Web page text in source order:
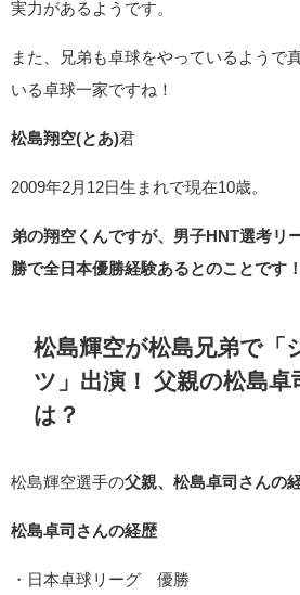
実力があるようです。
また、兄弟も卓球をやっているようで
いる卓球一家ですね！
松島翔空(とあ)君
2009年2月12日生まれで現在10歳。
弟の翔空くんですが、男子HNT選考リ
勝で全日本優勝経験あるとのことです！
松島輝空が松島兄弟で「
ツ」出演！ 父親の松島卓
は？
松島輝空選手の父親、松島卓司さんの
松島卓司さんの経歴
・日本卓球リーグ 優勝